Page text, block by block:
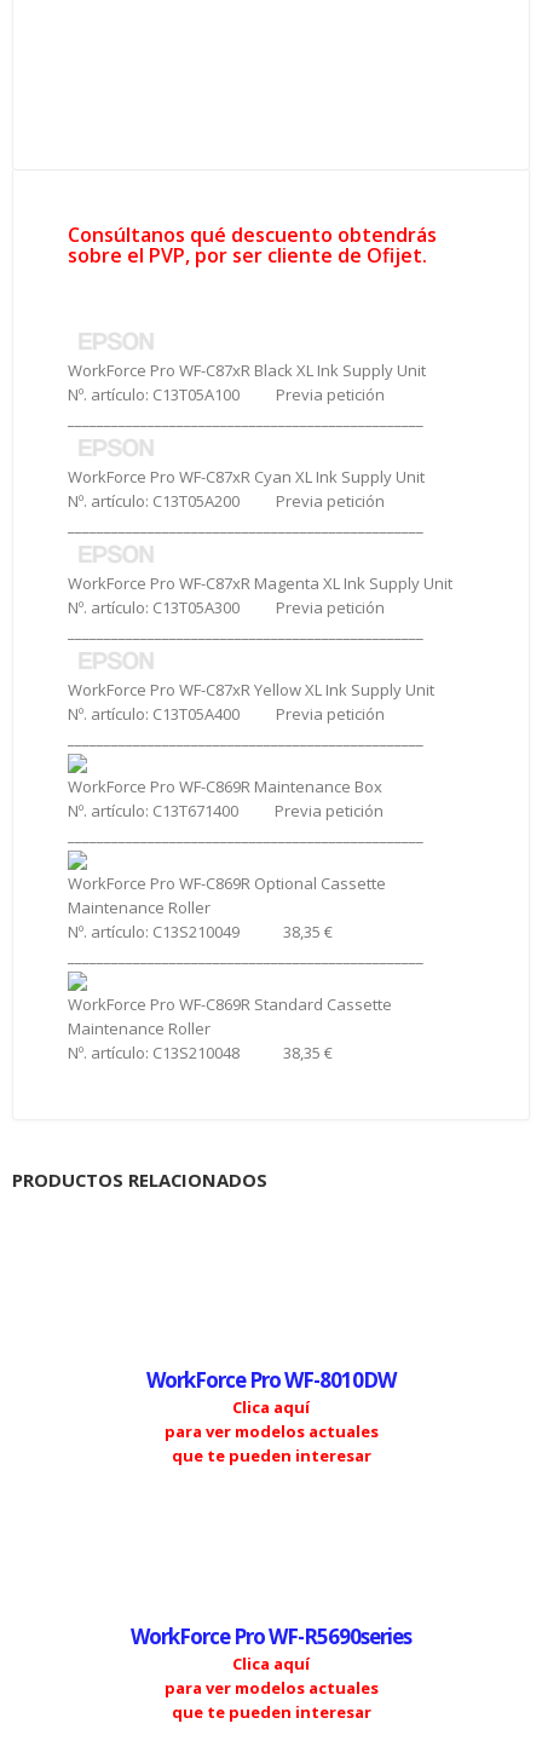
Consúltanos qué descuento obtendrás
sobre el PVP, por ser cliente de Ofijet.
WorkForce Pro WF-C87xR Black XL Ink Supply Unit
Nº. artículo: C13T05A100 Previa petición
WorkForce Pro WF-C87xR Cyan XL Ink Supply Unit
Nº. artículo: C13T05A200 Previa petición
WorkForce Pro WF-C87xR Magenta XL Ink Supply Unit
Nº. artículo: C13T05A300 Previa petición
WorkForce Pro WF-C87xR Yellow XL Ink Supply Unit
Nº. artículo: C13T05A400 Previa petición
WorkForce Pro WF-C869R Maintenance Box
Nº. artículo: C13T671400 Previa petición
WorkForce Pro WF-C869R Optional Cassette
Maintenance Roller
Nº. artículo: C13S210049 38,35 €
WorkForce Pro WF-C869R Standard Cassette
Maintenance Roller
Nº. artículo: C13S210048 38,35 €
PRODUCTOS RELACIONADOS
WorkForce Pro WF-8010DW
Clica aquí
para ver modelos actuales
que te pueden interesar
WorkForce Pro WF-R5690series
Clica aquí
para ver modelos actuales
que te pueden interesar